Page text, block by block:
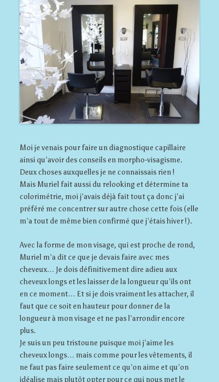
Moi je venais pour faire un diagnostique capillaire
ainsi qu’avoir des conseils en morpho-visagisme.
Deux choses auxquelles je ne connaissais rien !
Mais Muriel fait aussi du relooking et détermine ta
colorimétrie, moi j’avais déjà fait tout ça donc j’ai
préféré me concentrer sur autre chose cette fois (elle
m’a tout de même bien confirmé que j’étais hiver !).
Avec la forme de mon visage, qui est proche de rond,
Muriel m’a dit ce que je devais faire avec mes
cheveux… Je dois définitivement dire adieu aux
cheveux longs et les laisser de la longueur qu’ils ont
en ce moment… Et si je dois vraiment les attacher, il
faut que ce soit en hauteur pour donner de la
longueur à mon visage et ne pas l’arrondir encore
plus.
Je suis un peu tristoune puisque moi j’aime les
cheveux longs… mais comme pour les vêtements, il
ne faut pas faire seulement ce qu’on aime et qu’on
idéalise mais plutôt opter pour ce qui nous met le